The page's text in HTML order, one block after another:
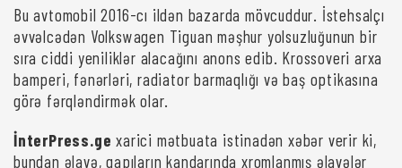
Bu avtomobil 2016-cı ildən bazarda mövcuddur. İstehsalçı
əvvəlcədən Volkswagen Tiguan məşhur yolsuzluğunun bir
sıra ciddi yeniliklər alacağını anons edib. Krossoveri arxa
bamperi, fənərləri, radiator barmaqlığı və baş optikasına
görə fərqləndirmək olar.
İnterPress.ge xarici mətbuata istinadən xəbər verir ki,
bundan əlavə, qapıların kandarında xromlanmış əlavələr